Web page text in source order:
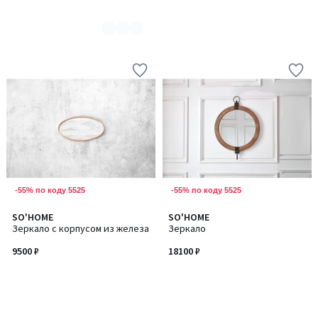
-55% по коду 5525
SO'HOME
Зеркало с корпусом из железа
9500 ₽
-55% по коду 5525
SO'HOME
Зеркало
18100 ₽